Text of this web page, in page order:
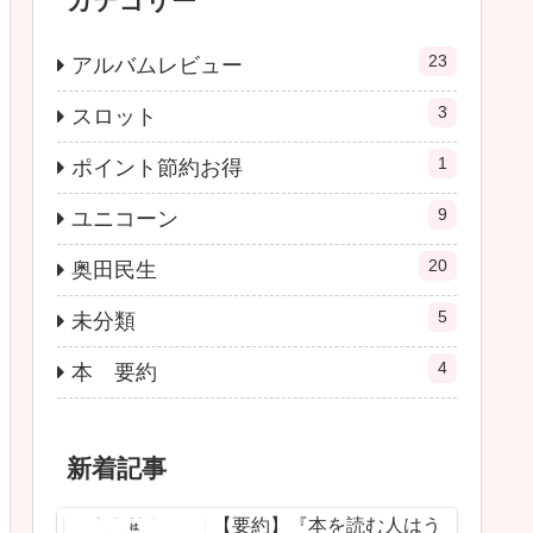
アルバムレビュー 23
スロット 3
ポイント節約お得 1
ユニコーン 9
奥田民生 20
未分類 5
本 要約 4
新着記事
【要約】『本を読む人はう